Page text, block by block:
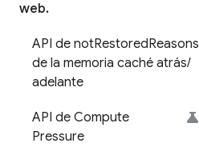
web.
API de notRestoredReasons
de la memoria caché atrás/
adelante
API de Compute
Pressure